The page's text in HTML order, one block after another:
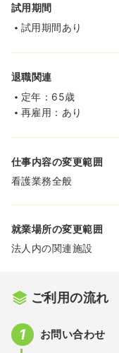
試用期間
試用期間あり
退職関連
定年：65歳
再雇用：あり
仕事内容の変更範囲
看護業務全般
就業場所の変更範囲
法人内の関連施設
ご利用の流れ
お問い合わせ